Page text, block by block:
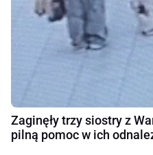
Zaginęły trzy siostry z
pilną pomoc w ich